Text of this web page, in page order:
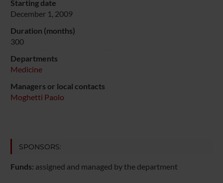
Starting date
December 1, 2009
Duration (months)
300
Departments
Medicine
Managers or local contacts
Moghetti Paolo
SPONSORS:
Funds: assigned and managed by the department